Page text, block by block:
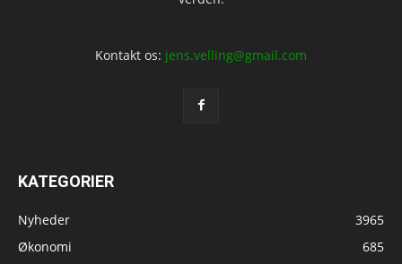
Kontakt os: jens.velling@gmail.com
KATEGORIER
Nyheder
3965
Økonomi
685